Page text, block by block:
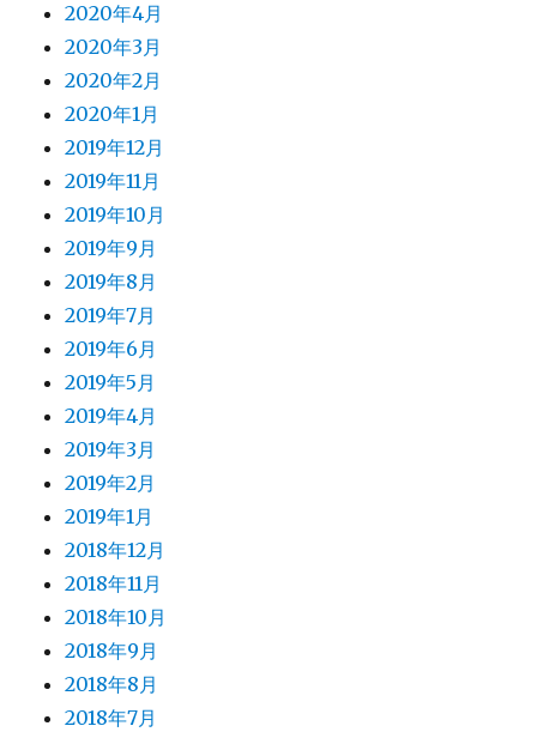
2020年4月
2020年3月
2020年2月
2020年1月
2019年12月
2019年11月
2019年10月
2019年9月
2019年8月
2019年7月
2019年6月
2019年5月
2019年4月
2019年3月
2019年2月
2019年1月
2018年12月
2018年11月
2018年10月
2018年9月
2018年8月
2018年7月